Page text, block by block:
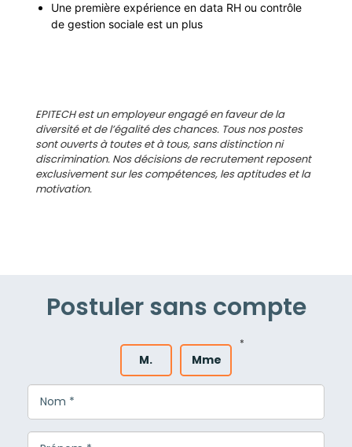
Une première expérience en data RH ou contrôle
de gestion sociale est un plus
EPITECH est un employeur engagé en faveur de la
diversité et de l’égalité des chances. Tous nos postes
sont ouverts à toutes et à tous, sans distinction ni
discrimination. Nos décisions de recrutement reposent
exclusivement sur les compétences, les aptitudes et la
motivation.
Postuler sans compte
M. Mme
*